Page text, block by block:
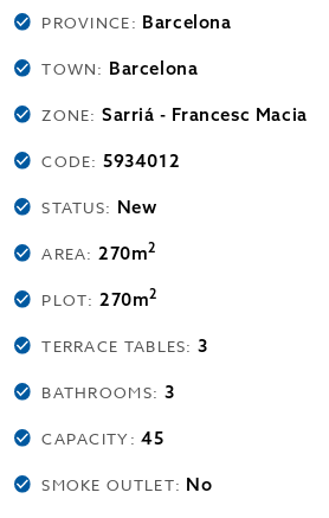
PROVINCE: Barcelona
TOWN: Barcelona
ZONE:Sarriá - Francesc Macia
CODE:5934012
STATUS: New
AREA:270m2
PLOT:270m2
TERRACE TABLES:3
BATHROOMS: 3
CAPACITY:45
SMOKE OUTLET: No